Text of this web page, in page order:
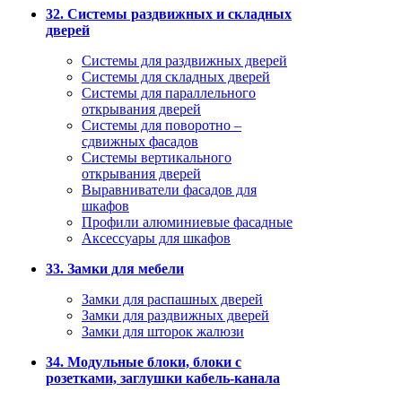
32. Системы раздвижных и складных
дверей
Системы для раздвижных дверей
Системы для складных дверей
Системы для параллельного
открывания дверей
Системы для поворотно –
сдвижных фасадов
Системы вертикального
открывания дверей
Выравниватели фасадов для
шкафов
Профили алюминиевые фасадные
Аксессуары для шкафов
33. Замки для мебели
Замки для распашных дверей
Замки для раздвижных дверей
Замки для шторок жалюзи
34. Модульные блоки, блоки с
розетками, заглушки кабель-канала